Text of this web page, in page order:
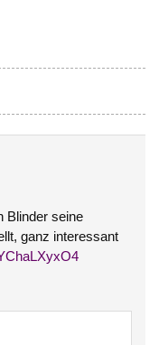
Blinder seine
ganz interessant